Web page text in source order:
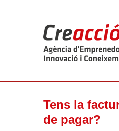
Tens la
de pagar?